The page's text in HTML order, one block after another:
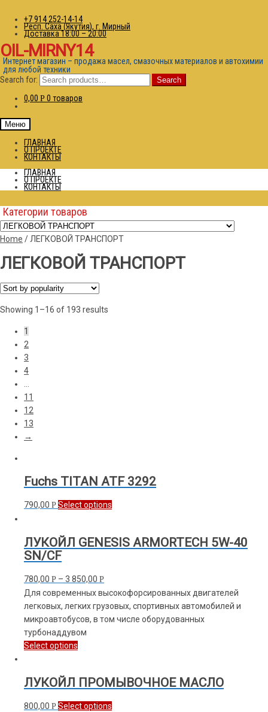
+7 914 252-14-14
Респ. Саха (Якутия), г. Мирный
Доставка 18:00 – 20:00
OIL-MIRNY14
Интернет магазин – продажа масел, смазочных материалов и автохимии
для любой техники
Search for:
Search
0,00 Р 0 товаров
Меню
ГЛАВНАЯ
О ПРОЕКТЕ
КОНТАКТЫ
ГЛАВНАЯ
О ПРОЕКТЕ
КОНТАКТЫ
Категории товаров
Home / ЛЕГКОВОЙ ТРАНСПОРТ
ЛЕГКОВОЙ ТРАНСПОРТ
Showing 1–16 of 193 results
1
2
3
4
11
12
13
→
Fuchs TITAN ATF 3292
790,00 Р Select options
ЛУКОЙЛ GENESIS ARMORTECH 5W-40
SN/CF
780,00 Р – 3 850,00 Р
Для современных высокофорсированных двигателей
легковых, легких грузовых, спортивных автомобилей и
микроавтобусов, в том числе оборудованных
турбонаддувом
Select options
ЛУКОЙЛ ПРОМЫВОЧНОЕ МАСЛО
800,00 Р Select options